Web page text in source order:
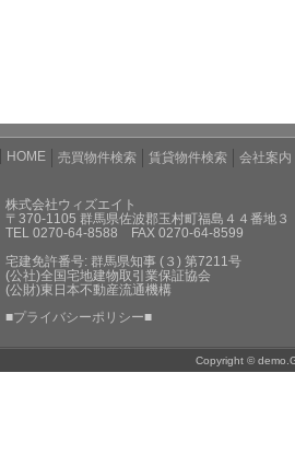
HOME 売買物件検索 賃貸物件検索 会社案内
株式会社ウィズエイト
〒370-1105 群馬県佐波郡玉村町福島４４番地３
TEL 0270-64-8588 FAX 0270-64-8599
宅建免許番号: 群馬県知事 (３) 第7211号
(公社)全国宅地建物取引業保証協会
(公財)東日本不動産流通機構
■プライバシーポリシー■
Copyright ©